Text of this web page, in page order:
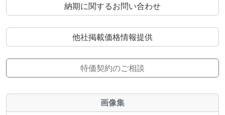
納期に関するお問い合わせ
他社掲載価格情報提供
特価契約のご相談
画像集